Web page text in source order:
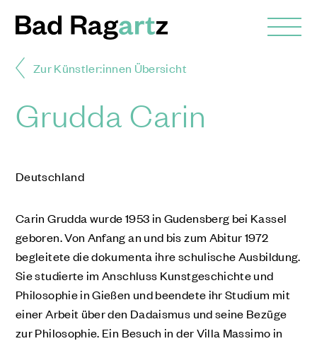
Zur Künstler:innen Übersicht
Grudda Carin
Deutschland
Carin Grudda wurde 1953 in Gudensberg bei Kassel
geboren. Von Anfang an und bis zum Abitur 1972
begleitete die dokumenta ihre schulische Ausbildung.
Sie studierte im Anschluss Kunstgeschichte und
Philosophie in Gießen und beendete ihr Studium mit
einer Arbeit über den Dadaismus und seine Bezüge
zur Philosophie. Ein Besuch in der Villa Massimo in